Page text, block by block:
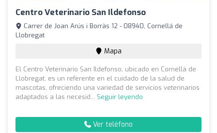
Centro Veterinario San Ildefonso
Carrer de Joan Arús i Borràs 12 - 08940, Cornellá de
Llobregat
Mapa
El Centro Veterinario San Ildefonso, ubicado en Cornellà de
Llobregat, es un referente en el cuidado de la salud de
mascotas, ofreciendo una variedad de servicios veterinarios
adaptados a las necesid... Seguir leyendo
Ver teléfono